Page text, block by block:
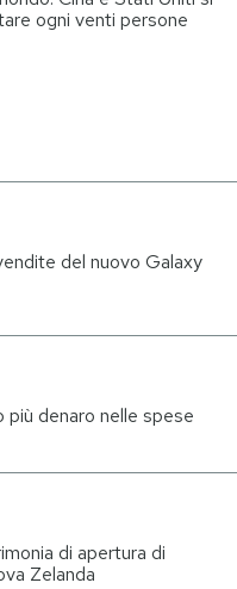
ogni venti persone
del nuovo Galaxy
denaro nelle spese
di apertura di
Zelanda